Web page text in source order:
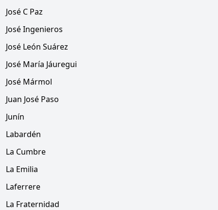
José C Paz
José Ingenieros
José León Suárez
José María Jáuregui
José Mármol
Juan José Paso
Junín
Labardén
La Cumbre
La Emilia
Laferrere
La Fraternidad